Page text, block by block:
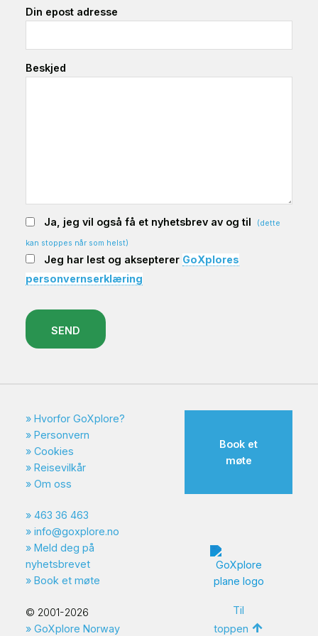
Din epost adresse
Beskjed
Ja, jeg vil også få et nyhetsbrev av og til (dette
kan stoppes når som helst)
Jeg har lest og aksepterer GoXplores
personvernserklæring
SEND
Hvorfor GoXplore?
Personvern
Cookies
Reisevilkår
Om oss
463 36 463
info@goxplore.no
Meld deg på
nyhetsbrevet
Book et møte
© 2001-2026
GoXplore Norway
Book et
møte
Til
toppen